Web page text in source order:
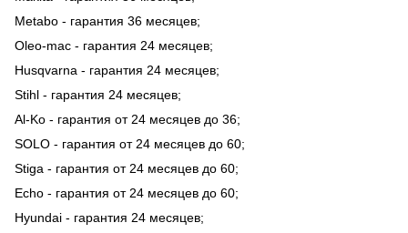
Metabo - гарантия 36 месяцев;
Oleo-mac - гарантия 24 месяцев;
Husqvarna - гарантия 24 месяцев;
Stihl - гарантия 24 месяцев;
Al-Ko - гарантия от 24 месяцев до 36;
SOLO - гарантия от 24 месяцев до 60;
Stiga - гарантия от 24 месяцев до 60;
Echo - гарантия от 24 месяцев до 60;
Hyundai - гарантия 24 месяцев;